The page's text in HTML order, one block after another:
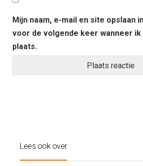
Mijn naam, e-mail en site opslaan
voor de volgende keer wanneer
plaats.
Lees ook over